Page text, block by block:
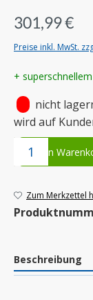
301,99 €
Preise inkl. MwSt.
+
nicht
wird auf
Produkt Anzahl:
In den
Zum Merkzettel
Beschreibung